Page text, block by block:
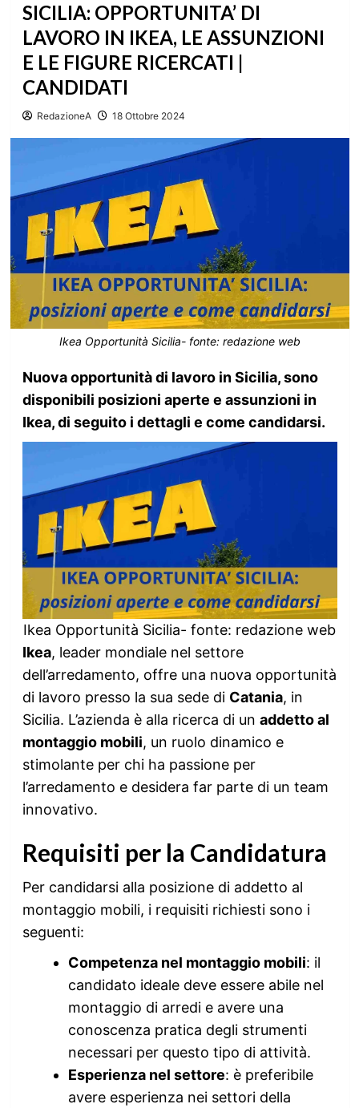
SICILIA: OPPORTUNITA’ DI
LAVORO IN IKEA, LE ASSUNZIONI
E LE FIGURE RICERCATI |
CANDIDATI
RedazioneA 18 Ottobre 2024
Ikea Opportunità Sicilia- fonte: redazione web
Nuova opportunità di lavoro in Sicilia, sono
disponibili posizioni aperte e assunzioni in
Ikea, di seguito i dettagli e come candidarsi.
Ikea Opportunità Sicilia- fonte: redazione web
Ikea, leader mondiale nel settore
dell’arredamento, offre una nuova opportunità
di lavoro presso la sua sede di Catania, in
Sicilia. L’azienda è alla ricerca di un addetto al
montaggio mobili, un ruolo dinamico e
stimolante per chi ha passione per
l’arredamento e desidera far parte di un team
innovativo.
Requisiti per la Candidatura
Per candidarsi alla posizione di addetto al
montaggio mobili, i requisiti richiesti sono i
seguenti:
Competenza nel montaggio mobili: il
candidato ideale deve essere abile nel
montaggio di arredi e avere una
conoscenza pratica degli strumenti
necessari per questo tipo di attività.
Esperienza nel settore: è preferibile
avere esperienza nei settori della